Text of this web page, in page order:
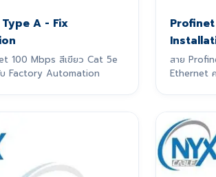
A - Fix
100 Mbps สีเขียว Cat 5e
Factory Automation
สาย
Ethernet